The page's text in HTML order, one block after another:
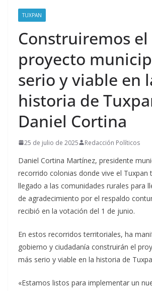
TUXPAN
Construiremos el
proyecto
serio y viable en
historia de
Daniel Cortina
25 de julio de 2025 Redacción Políticos
Daniel Cortina Martínez, presidente
recorrido colonias donde vive el Tuxpan
llegado a las comunidades rurales para
de agradecimiento por el respaldo
recibió en la votación del 1 de junio.
En estos recorridos territoriales, ha
gobierno y ciudadanía construirán el
más serio y viable en la historia de
«Estamos listos para implementar un